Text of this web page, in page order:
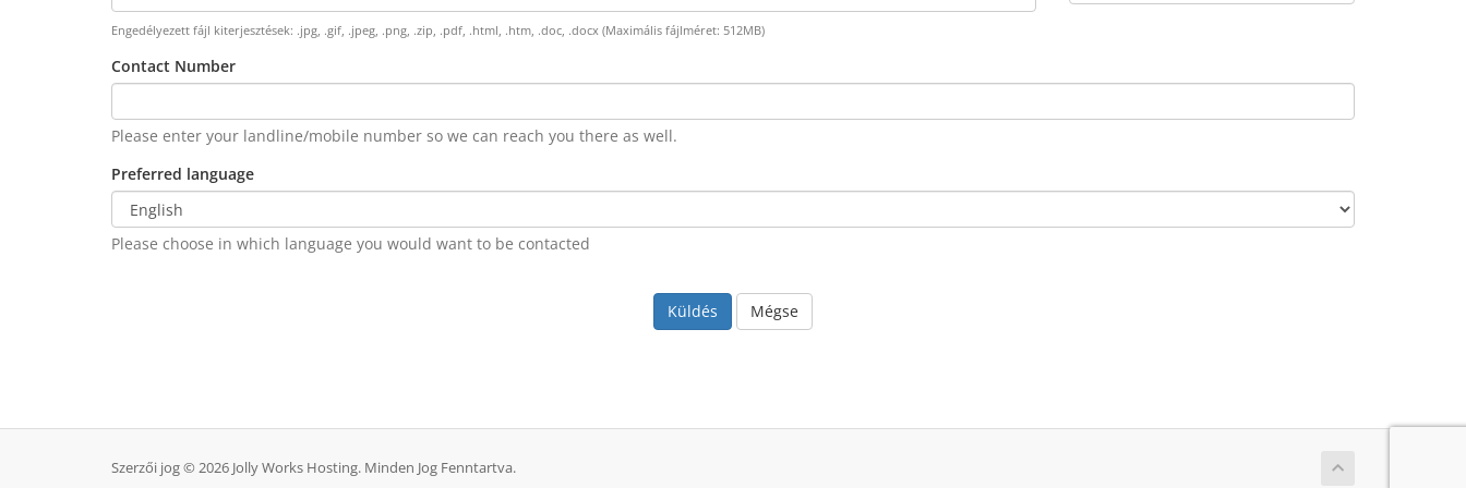
Engedélyezett fájl kiterjesztések: .jpg, .gif, .jpeg, .png, .zip, .pdf, .html, .htm, .doc, .docx (Maximális fájlméret: 512MB)
Contact Number
Please enter your landline/mobile number so we can reach you there as well.
Preferred language
Please choose in which language you would want to be contacted
Mégse
Szerzői jog © 2026 Jolly Works Hosting. Minden Jog Fenntartva.